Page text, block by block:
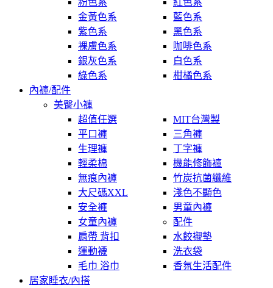
粉色系
紅色系
金黃色系
藍色系
紫色系
黑色系
裸膚色系
咖啡色系
銀灰色系
白色系
綠色系
柑橘色系
內褲/配件
美臀小褲
超值任選
MIT台灣製
平口褲
三角褲
生理褲
丁字褲
輕柔棉
機能修飾褲
無痕內褲
竹炭抗菌纖維
大尺碼XXL
淺色不顯色
安全褲
男童內褲
女童內褲
配件
肩帶 背扣
水餃襯墊
運動襪
洗衣袋
毛巾 浴巾
香氛生活配件
居家睡衣/內搭